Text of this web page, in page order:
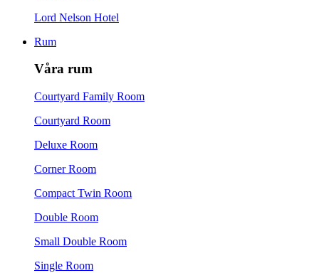
Lord Nelson Hotel
Rum
Våra rum
Courtyard Family Room
Courtyard Room
Deluxe Room
Corner Room
Compact Twin Room
Double Room
Small Double Room
Single Room